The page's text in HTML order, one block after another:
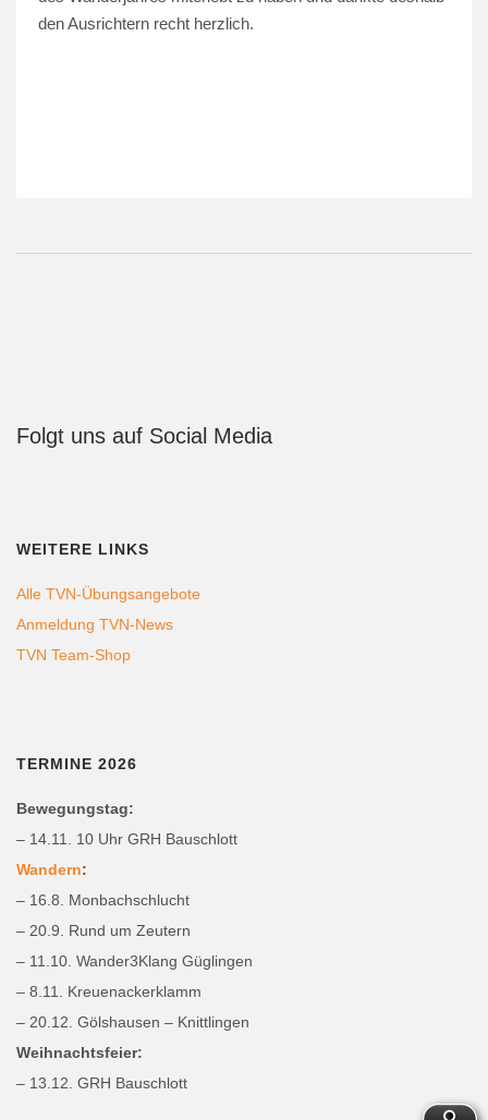
den Ausrichtern recht herzlich.
Folgt uns auf Social Media
WEITERE LINKS
Alle TVN-Übungsangebote
Anmeldung TVN-News
TVN Team-Shop
TERMINE 2026
Bewegungstag:
– 14.11. 10 Uhr GRH Bauschlott
Wandern:
– 16.8. Monbachschlucht
– 20.9. Rund um Zeutern
– 11.10. Wander3Klang Güglingen
– 8.11. Kreuenackerklamm
– 20.12. Gölshausen – Knittlingen
Weihnachtsfeier:
– 13.12. GRH Bauschlott